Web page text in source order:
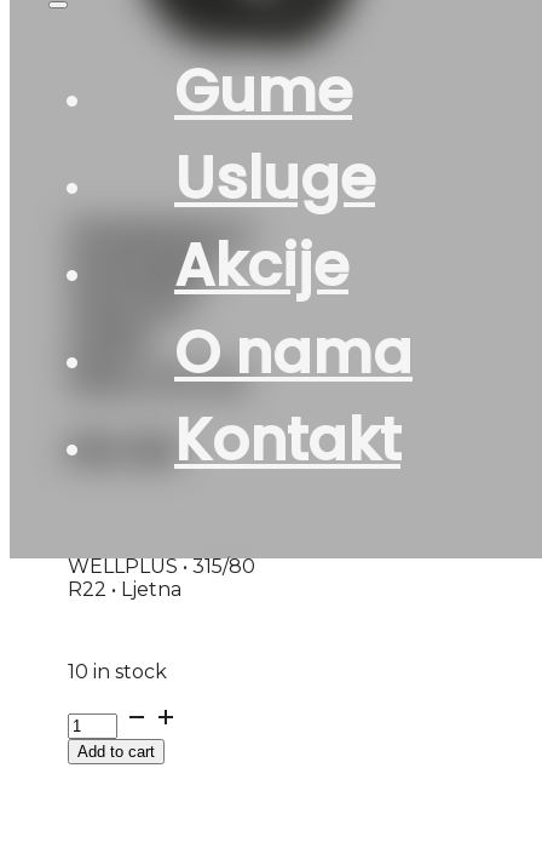
Gume
Usluge
Akcije
O nama
Kontakt
315/80R22.5
WAM666
WELLPLUS
534
WELLPLUS • 315/80
R22 • Ljetna
10 in stock
315/80R22.5
WAM666
ON/OFF
Add to cart